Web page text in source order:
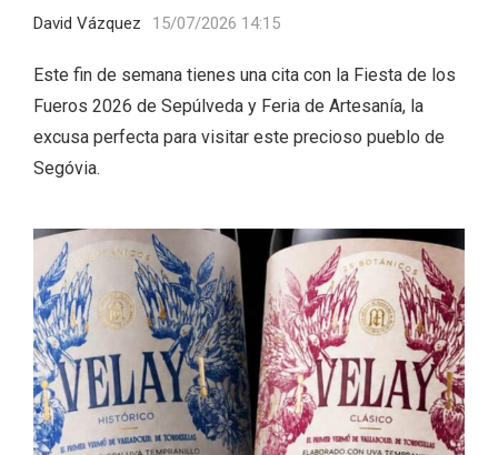
David Vázquez 15/07/2026 14:15
Este fin de semana tienes una cita con la Fiesta de los
Fueros 2026 de Sepúlveda y Feria de Artesanía, la
excusa perfecta para visitar este precioso pueblo de
Segóvia.
Velay, una imagen renovada para el